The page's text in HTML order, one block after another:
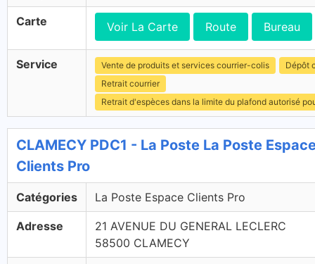
Carte Voir La Carte Route Bureau
Service Vente de produits et services courrier-colis
Dépôt
Retrait courrier
Retrait d'espèces dans la limite du plafond autorisé
CLAMECY PDC1 - La Poste La Poste
Clients Pro
Catégories La Poste Espace Clients Pro
Adresse
21 AVENUE DU GENERAL LECLERC
58500 CLAMECY